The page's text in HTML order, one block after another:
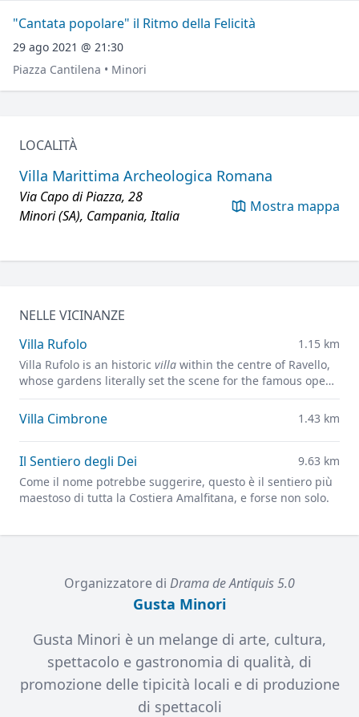
"Cantata popolare" il Ritmo della Felicità
29 ago 2021 @ 21:30
Piazza Cantilena • Minori
LOCALITÀ
Villa Marittima Archeologica Romana
Via Capo di Piazza, 28
Minori (SA), Campania, Italia
Mostra mappa
NELLE VICINANZE
Villa Rufolo
1.15 km
Villa Rufolo is an historic villa within the centre of Ravello,
whose gardens literally set the scene for the famous open-
air Ravello Festival concerts overlooking the
Mediterranean.
Villa Cimbrone 1.43 km
Il Sentiero degli Dei
9.63 km
Come il nome potrebbe suggerire, questo è il sentiero più
maestoso di tutta la Costiera Amalfitana, e forse non solo.
Organizzatore di Drama de Antiquis 5.0
Gusta Minori
Gusta Minori è un melange di arte, cultura,
spettacolo e gastronomia di qualità, di
promozione delle tipicità locali e di produzione
di spettacoli